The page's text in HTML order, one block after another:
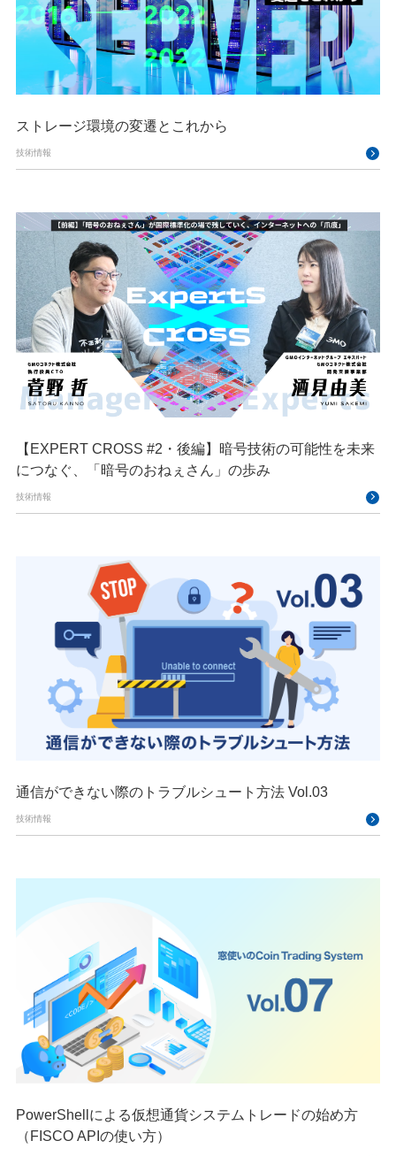
ストレージ環境の変遷とこれから
技術情報
【EXPERT CROSS #2・後編】暗号技術の可能性を未来
につなぐ、「暗号のおねぇさん」の歩み
技術情報
通信ができない際のトラブルシュート方法 Vol.03
技術情報
PowerShellによる仮想通貨システムトレードの始め方
（FISCO APIの使い方）